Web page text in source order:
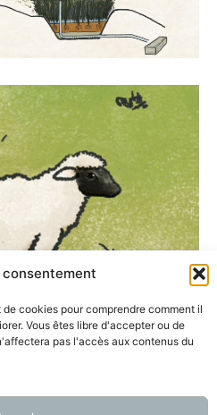
consentement
cookies pour comprendre comment il
Vous êtes libre d'accepter ou de
pas l'accès aux contenus du